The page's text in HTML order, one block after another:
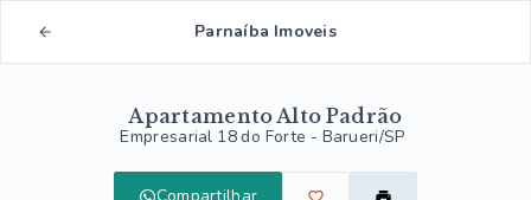
Parnaíba Imoveis
Apartamento Alto Padrão
Empresarial 18 do Forte - Barueri/SP